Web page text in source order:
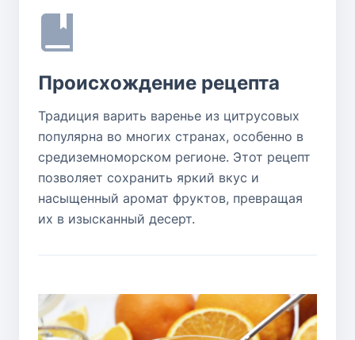
Происхождение рецепта
Традиция варить варенье из цитрусовых
популярна во многих странах, особенно в
средиземноморском регионе. Этот рецепт
позволяет сохранить яркий вкус и
насыщенный аромат фруктов, превращая
их в изысканный десерт.